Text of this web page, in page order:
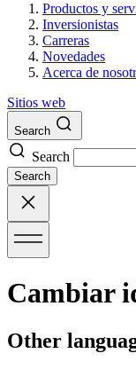
Productos y
Inversionistas
Carreras
Novedades
Acerca de
Sitios web
Search
Search
Search
Cambiar
Other